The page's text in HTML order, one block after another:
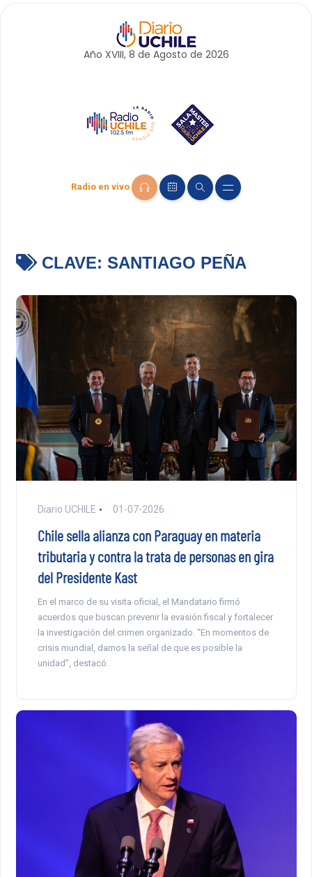
Año XVIII, 8 de Agosto de 2026
Radio en vivo
CLAVE: SANTIAGO PEÑA
Diario UCHILE 01-07-2026
Chile sella alianza con Paraguay en materia
tributaria y contra la trata de personas en gira
del Presidente Kast
En el marco de su visita oficial, el Mandatario firmó
acuerdos que buscan prevenir la evasión fiscal y fortalecer
la investigación del crimen organizado. “En momentos de
crisis mundial, damos la señal de que es posible la
unidad”, destacó.